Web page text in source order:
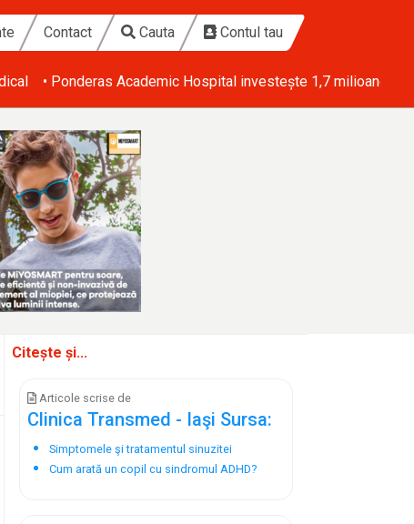
Contact Cauta Contul tau
• Ponderas Academic Hospital investește 1,7 milioane
Citește și...
Articole scrise de
Clinica Transmed - Iaşi Sursa:
Simptomele şi tratamentul sinuzitei
Cum arată un copil cu sindromul ADHD?